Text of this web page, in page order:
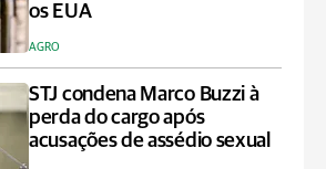
os EUA
AGRO
STJ condena Marco Buzzi à
perda do cargo após
acusações de assédio sexual